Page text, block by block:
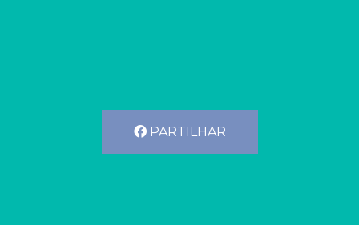
PARTILHAR